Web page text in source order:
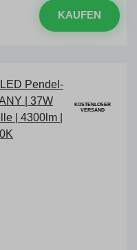
KAUFEN
KOSTENLOSER
VERSAND